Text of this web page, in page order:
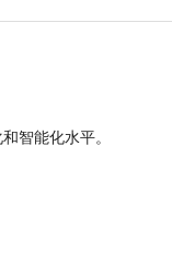
智能化水平。